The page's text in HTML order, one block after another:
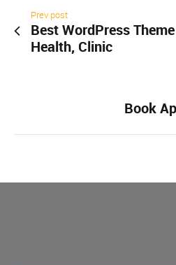
Prev post
Best WordPress
Health, Clinic
Book